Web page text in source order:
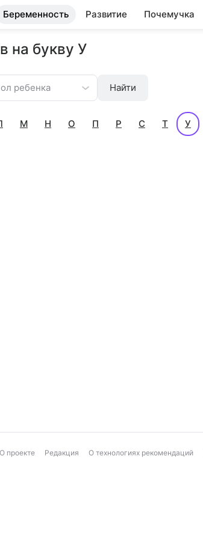
Беременность Развитие Почемучка
на букву У
ребенка Найти
М Н О П Р С Т У
О проекте Редакция О технологиях рекомендаций